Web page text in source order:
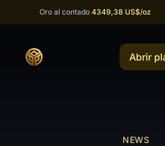
Oro al contado 4349,38 US$/oz
Abrir
NEWS